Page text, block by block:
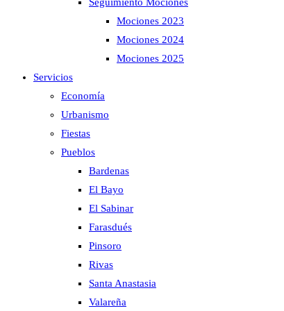
Mociones 2023
Mociones 2024
Mociones 2025
Servicios
Economía
Urbanismo
Fiestas
Pueblos
Bardenas
El Bayo
El Sabinar
Farasdués
Pinsoro
Rivas
Santa Anastasia
Valareña